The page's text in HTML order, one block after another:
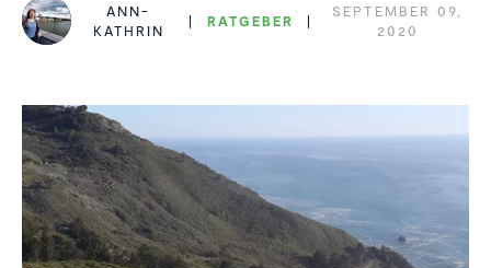
ANN-
KATHRIN
RATGEBER
SEPTEMBER 09,
2020